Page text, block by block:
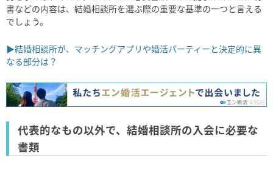
書などの内容は、結婚相談所を選ぶ際の重要な基準の一つと言える
でしょう。
▶結婚相談所が、マッチングアプリや婚活パーティーと決定的に異
なる部分は？
代表的なもの以外で、結婚相談所の入会に必要な
書類